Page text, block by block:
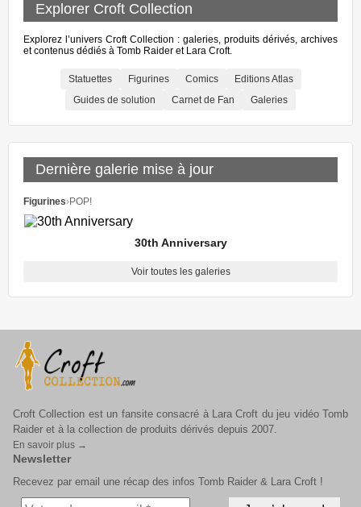
Explorer Croft Collection
Explorez l’univers Croft Collection : galeries, produits dérivés, archives
et contenus dédiés à Tomb Raider et Lara Croft.
Statuettes Figurines Comics
Editions Atlas
Guides de solution
Carnet de Fan Galeries
Dernière galerie mise à jour
Figurines›POP!
30th Anniversary
Voir toutes les galeries
Croft Collection est un fansite consacré à Lara Croft du jeu vidéo Tomb
Raider et à la collection de produits dérivés depuis 2007.
En savoir plus →
Newsletter
Recevez par email une récap des infos Tomb Raider & Lara Croft !